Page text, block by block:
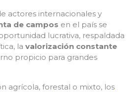
actores internacionales y
de campos en el país se
lucrativa, respaldada
la valorización constante
propicio para grandes
agrícola, forestal o mixto, los